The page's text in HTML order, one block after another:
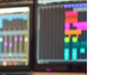
ПОСТУПАЮЩИХ